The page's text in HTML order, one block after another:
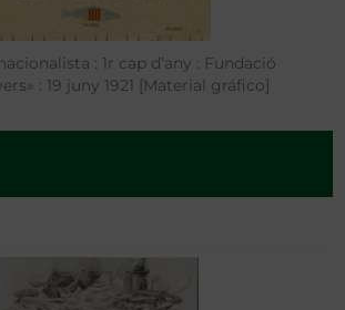
: 1r cap d’any : Fundació
: 19 juny 1921 [Material gráfico]